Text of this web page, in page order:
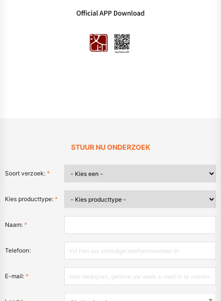
STUUR NU ONDERZOEK
Soort verzoek: *
Kies producttype: *
Naam: *
Telefoon:
E-mail: *